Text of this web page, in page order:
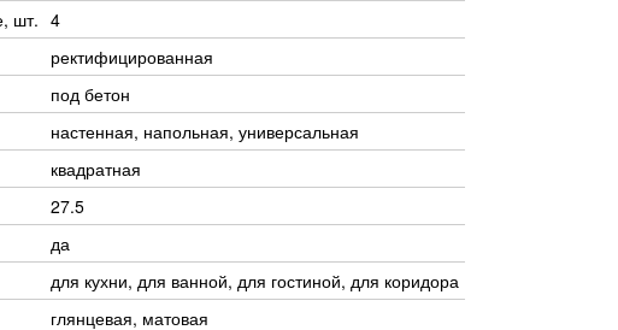
шт. 4
ректифицированная
под бетон
настенная, напольная, универсальная
квадратная
27.5
да
для кухни, для ванной, для гостиной, для коридора
глянцевая, матовая